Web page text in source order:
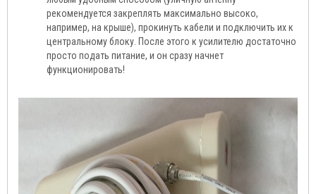
рекомендуется закреплять максимально высоко,
например, на крыше), прокинуть кабели и подключить их к
центральному блоку. После этого к усилителю достаточно
просто подать питание, и он сразу начнет
функционировать!